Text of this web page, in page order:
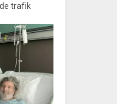
trafik
istedi.
evraklarda